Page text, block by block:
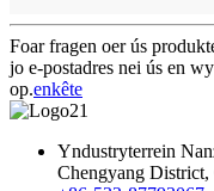
Foar fragen oer ús
jo e-postadres nei ús en
op.enkête
Yndustryterrein
Chengyang District,